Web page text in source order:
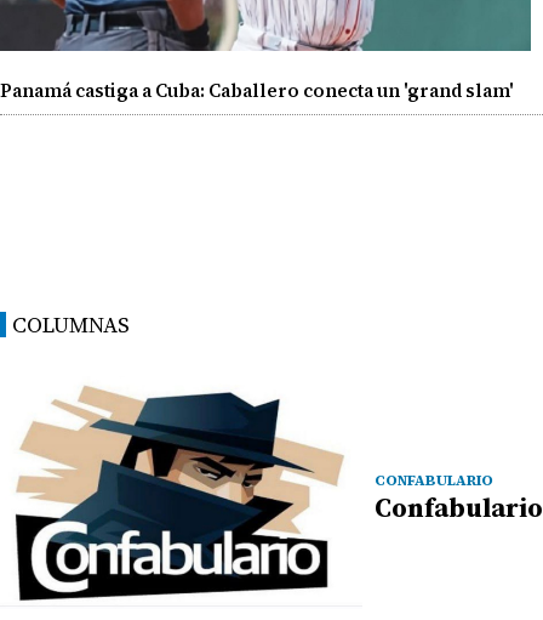
Panamá castiga a Cuba: Caballero conecta un 'grand slam'
COLUMNAS
CONFABULARIO
Confabulario